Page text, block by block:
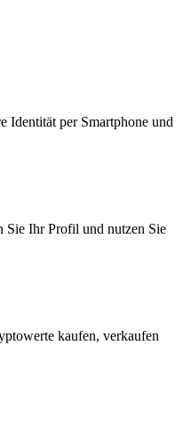
Identität per Smartphone und
Sie Ihr Profil und nutzen Sie
kaufen, verkaufen